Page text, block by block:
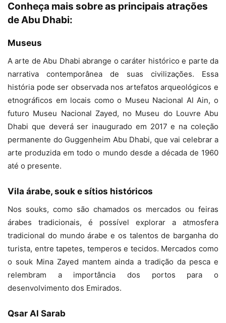
Conheça mais sobre as principais atrações
de Abu Dhabi:
Museus
A arte de Abu Dhabi abrange o caráter histórico e parte da
narrativa contemporânea de suas civilizações. Essa
história pode ser observada nos artefatos arqueológicos e
etnográficos em locais como o Museu Nacional Al Ain, o
futuro Museu Nacional Zayed, no Museu do Louvre Abu
Dhabi que deverá ser inaugurado em 2017 e na coleção
permanente do Guggenheim Abu Dhabi, que vai celebrar a
arte produzida em todo o mundo desde a década de 1960
até o presente.
Vila árabe, souk e sítios históricos
Nos souks, como são chamados os mercados ou feiras
árabes tradicionais, é possível explorar a atmosfera
tradicional do mundo árabe e os talentos de barganha do
turista, entre tapetes, temperos e tecidos. Mercados como
o souk Mina Zayed mantem ainda a tradição da pesca e
relembram a importância dos portos para o
desenvolvimento dos Emirados.
Qsar Al Sarab